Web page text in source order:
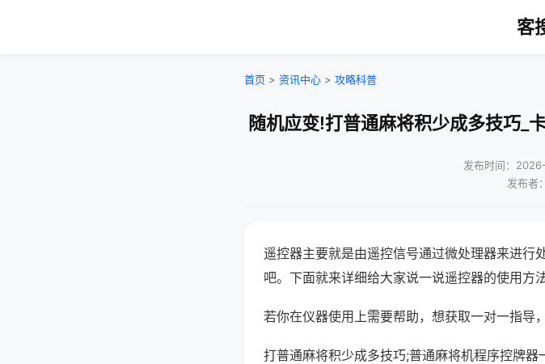
客
首页 > 资讯中心 > 攻略科普
随机应变!打普通麻将积少成多技巧_
发布时间：
发布者
遥控器主要就是由遥控信号通过微处理器来进行
吧。下面就来详细给大家说一说遥控器的使用方法
若你在仪器使用上需要帮助，想获取一对一指导
打普通麻将积少成多技巧;普通麻将机程序控牌